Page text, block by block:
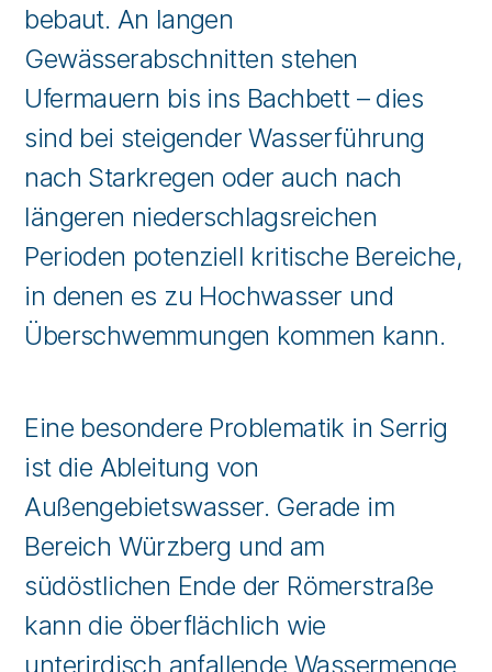
bebaut. An langen
Gewässerabschnitten stehen
Ufermauern bis ins Bachbett – dies
sind bei steigender Wasserführung
nach Starkregen oder auch nach
längeren niederschlagsreichen
Perioden potenziell kritische Bereiche,
in denen es zu Hochwasser und
Überschwemmungen kommen kann.
Eine besondere Problematik in Serrig
ist die Ableitung von
Außengebietswasser. Gerade im
Bereich Würzberg und am
südöstlichen Ende der Römerstraße
kann die öberflächlich wie
unterirdisch anfallende Wassermenge